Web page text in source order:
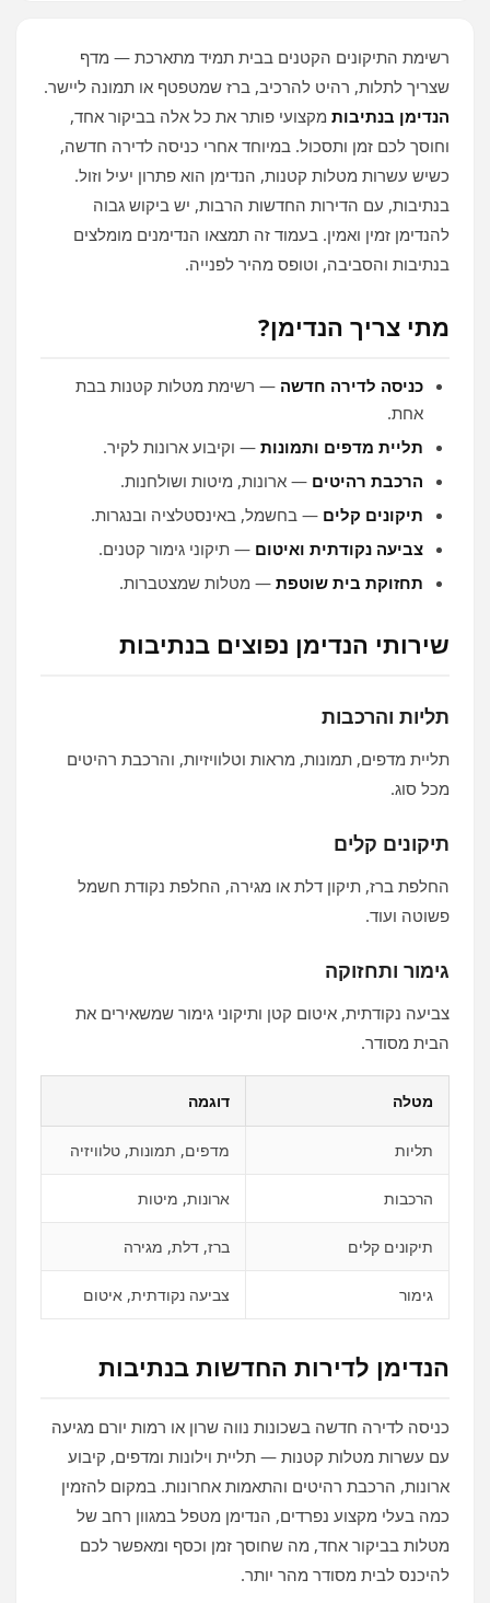
רשימת התיקונים הקטנים בבית תמיד מתארכת — מדף
שצריך לתלות, רהיט להרכיב, ברז שמטפטף או תמונה ליישר.
הנדימן בנתיבות מקצועי פותר את כל אלה בביקור אחד,
וחוסך לכם זמן ותסכול. במיוחד אחרי כניסה לדירה חדשה,
כשיש עשרות מטלות קטנות, הנדימן הוא פתרון יעיל וזול.
בנתיבות, עם הדירות החדשות הרבות, יש ביקוש גבוה
להנדימן זמין ואמין. בעמוד זה תמצאו הנדימנים מומלצים
בנתיבות והסביבה, וטופס מהיר לפנייה.
מתי צריך הנדימן?
כניסה לדירה חדשה — רשימת מטלות קטנות בבת
אחת.
תליית מדפים ותמונות — וקיבוע ארונות לקיר.
הרכבת רהיטים — ארונות, מיטות ושולחנות.
תיקונים קלים — בחשמל, באינסטלציה ובנגרות.
צביעה נקודתית ואיטום — תיקוני גימור קטנים.
תחזוקת בית שוטפת — מטלות שמצטברות.
שירותי הנדימן נפוצים בנתיבות
תליות והרכבות
תליית מדפים, תמונות, מראות וטלוויזיות, והרכבת רהיטים
מכל סוג.
תיקונים קלים
החלפת ברז, תיקון דלת או מגירה, החלפת נקודת חשמל
פשוטה ועוד.
גימור ותחזוקה
צביעה נקודתית, איטום קטן ותיקוני גימור שמשאירים את
הבית מסודר.
מטלה דוגמה
תליות מדפים, תמונות, טלוויזיה
הרכבות ארונות, מיטות
תיקונים קלים ברז, דלת, מגירה
גימור צביעה נקודתית, איטום
הנדימן לדירות החדשות בנתיבות
כניסה לדירה חדשה בשכונות נווה שרון או רמות יורם מגיעה
עם עשרות מטלות קטנות — תליית וילונות ומדפים, קיבוע
ארונות, הרכבת רהיטים והתאמות אחרונות. במקום להזמין
כמה בעלי מקצוע נפרדים, הנדימן מטפל במגוון רחב של
מטלות בביקור אחד, מה שחוסך זמן וכסף ומאפשר לכם
להיכנס לבית מסודר מהר יותר.